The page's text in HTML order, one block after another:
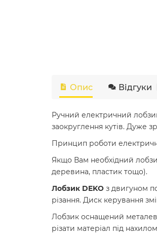
Опис Відгуки
Ручний електричний
заокруглення кутів. Дуже
Принцип роботи
Якщо Вам необхідний
деревина, пластик тощо).
Лобзик DEKO з двигуном
різання. Диск керування
Лобзик оснащений
різати матеріал під